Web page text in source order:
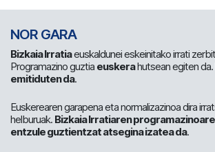
NOR GARA
Bizkaia Irratiaeuskaldunei eskeinitako irrati
Programazino guztia euskerahutsean egiten da.
emitiduten da.
Euskerearen garapena eta normalizazinoa dira
helburuak. Bizkaia Irratiaren
entzule guztientzat atsegina izatea da.